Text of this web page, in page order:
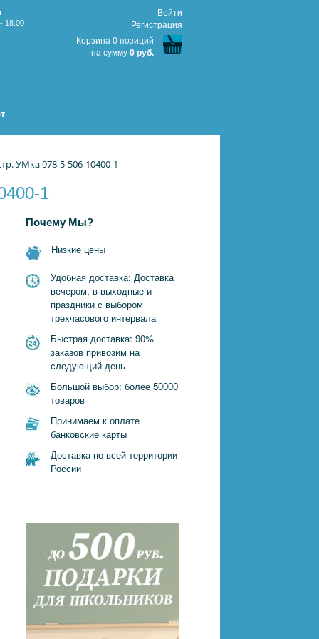
18.00
Войти
Регистрация
Корзина 0 позиций
на сумму 0 руб.
УМка 978-5-506-10400-1
1
Почему Мы?
Низкие цены
Удобная доставка: Доставка
вечером, в выходные и
праздники с выбором
трехчасового интервала
Быстрая доставка: 90%
заказов привозим на
следующий день
Большой выбор: более 50000
товаров
Принимаем к оплате
банковские карты
Доставка по всей территории
России